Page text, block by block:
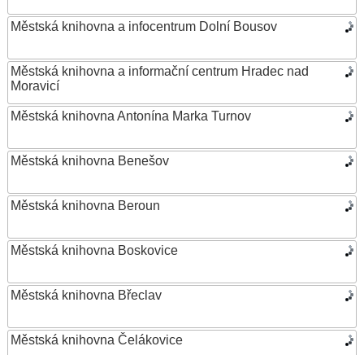
Městská knihovna a infocentrum Dolní Bousov
Městská knihovna a informační centrum Hradec nad
Moravicí
Městská knihovna Antonína Marka Turnov
Městská knihovna Benešov
Městská knihovna Beroun
Městská knihovna Boskovice
Městská knihovna Břeclav
Městská knihovna Čelákovice